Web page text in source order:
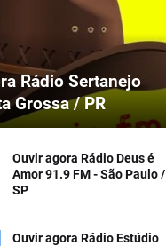
Rádio Sertanejo
Grossa / PR
Ouvir agora Rádio Deus é
Amor 91.9 FM - São Paulo /
SP
Ouvir agora Rádio Estúdio